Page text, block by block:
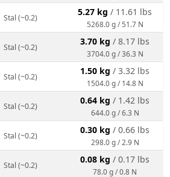
Stal (~0.2)
5.27 kg / 11.61 lbs
5268.0 g / 51.7 N
Stal (~0.2)
3.70 kg / 8.17 lbs
3704.0 g / 36.3 N
Stal (~0.2)
1.50 kg / 3.32 lbs
1504.0 g / 14.8 N
Stal (~0.2)
0.64 kg / 1.42 lbs
644.0 g / 6.3 N
Stal (~0.2)
0.30 kg / 0.66 lbs
298.0 g / 2.9 N
Stal (~0.2)
0.08 kg / 0.17 lbs
78.0 g / 0.8 N